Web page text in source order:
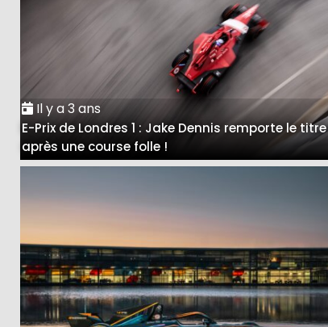
Il y a 3 ans
E-Prix de Londres 1 : Jake Dennis remporte le titre
après une course folle !